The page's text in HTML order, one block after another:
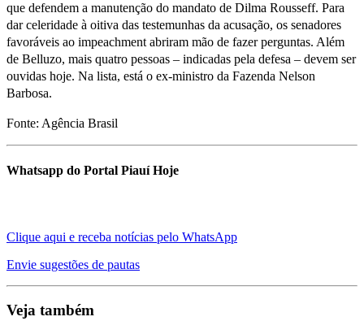
que defendem a manutenção do mandato de Dilma Rousseff. Para
dar celeridade à oitiva das testemunhas da acusação, os senadores
favoráveis ao impeachment abriram mão de fazer perguntas. Além
de Belluzo, mais quatro pessoas – indicadas pela defesa – devem ser
ouvidas hoje. Na lista, está o ex-ministro da Fazenda Nelson
Barbosa.
Fonte: Agência Brasil
Whatsapp do Portal Piauí Hoje
Clique aqui e receba notícias pelo WhatsApp
Envie sugestões de pautas
Veja também